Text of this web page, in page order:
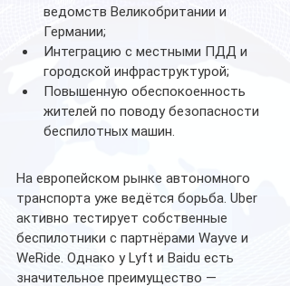
ведомств Великобритании и
Германии;
Интеграцию с местными ПДД и
городской инфраструктурой;
Повышенную обеспокоенность
жителей по поводу безопасности
беспилотных машин.
На европейском рынке автономного
транспорта уже ведётся борьба. Uber
активно тестирует собственные
беспилотники с партнёрами Wayve и
WeRide. Однако у Lyft и Baidu есть
значительное преимущество —